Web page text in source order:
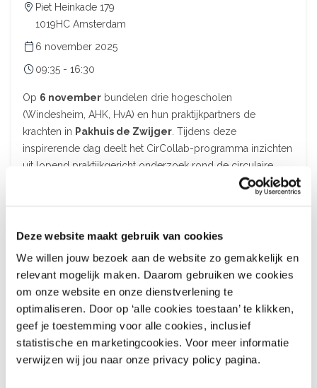
Deze website maakt gebruik van cookies
We willen jouw bezoek aan de website zo gemakkelijk en
relevant mogelijk maken. Daarom gebruiken we cookies
om onze website en onze dienstverlening te
optimaliseren. Door op ‘alle cookies toestaan’ te klikken,
geef je toestemming voor alle cookies, inclusief
statistische en marketingcookies. Voor meer informatie
verwijzen wij jou naar onze privacy policy pagina.
Piet Heinkade 179
1019HC Amsterdam
6 november 2025
09:35 - 16:30
Op 6 november bundelen drie hogescholen
(Windesheim, AHK, HvA) en hun praktijkpartners de
krachten in Pakhuis de Zwijger . Tijdens deze
inspirerende dag deelt het CirCollab-programma inzichten
uit lopend praktijkgericht onderzoek rond de circulaire
transitie in de Metropoolregio Amsterdam. We kijken naar
technologische, sociale en economische innovaties, delen
handvatten om mensen mee te nemen in verandering.
We gaan verder dan losse projecten: hoe verbinden we
kennis om écht te versnellen naar een circulaire en
regeneratieve samenleving? Een festival voor ieder die
werkt aan of geïnteresseerd is in circulaire oplossingen,
innovatie en samenwerking in de regio.
Meer informatie & aanmelding:
Festival van de